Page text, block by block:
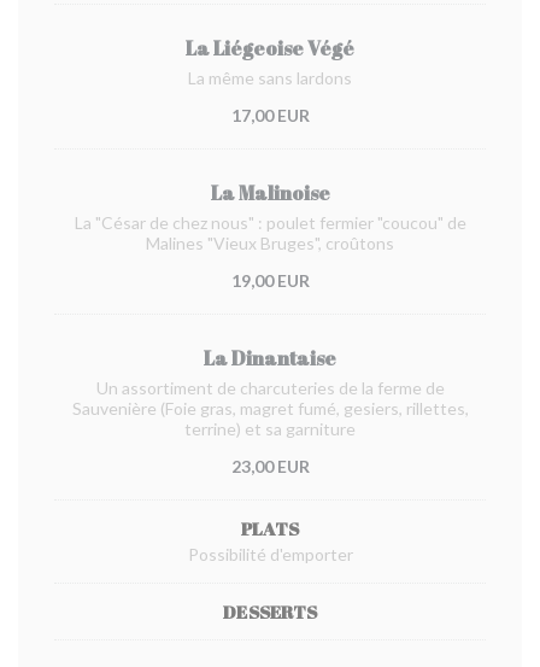
La Liégeoise Végé
La même sans lardons
17,00 EUR
La Malinoise
La "César de chez nous" : poulet fermier "coucou" de
Malines "Vieux Bruges", croûtons
19,00 EUR
La Dinantaise
Un assortiment de charcuteries de la ferme de
Sauvenière (Foie gras, magret fumé, gesiers, rillettes,
terrine) et sa garniture
23,00 EUR
PLATS
Possibilité d'emporter
DESSERTS